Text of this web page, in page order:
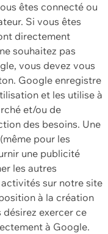
êtes connecté ou
Si vous êtes
directement
souhaitez pas
vous devez vous
Google enregistre
et les utilise à
et/ou de
des besoins. Une
pour les
une publicité
les autres
sur notre site
à la création
exercer ce
à Google.